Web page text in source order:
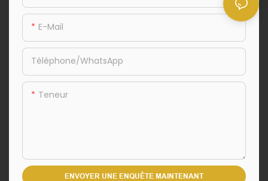
E-Mail
Téléphone/WhatsApp
Teneur
ENVOYER UNE ENQUÊTE MAINTENANT